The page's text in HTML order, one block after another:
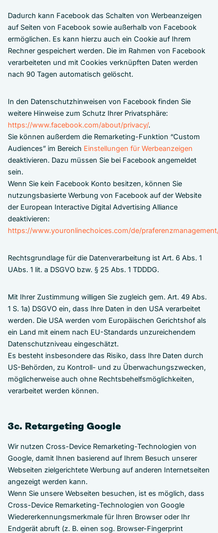
Dadurch kann Facebook das Schalten von Werbeanzeigen
auf Seiten von Facebook sowie außerhalb von Facebook
ermöglichen. Es kann hierzu auch ein Cookie auf Ihrem
Rechner gespeichert werden. Die im Rahmen von Facebook
verarbeiteten und mit Cookies verknüpften Daten werden
nach 90 Tagen automatisch gelöscht.
In den Datenschutzhinweisen von Facebook finden Sie
weitere Hinweise zum Schutz Ihrer Privatsphäre:
https://www.facebook.com/about/privacy/.
Sie können außerdem die Remarketing-Funktion “Custom
Audiences” im Bereich Einstellungen für Werbeanzeigen
deaktivieren. Dazu müssen Sie bei Facebook angemeldet
sein.
Wenn Sie kein Facebook Konto besitzen, können Sie
nutzungsbasierte Werbung von Facebook auf der Website
der European Interactive Digital Advertising Alliance
deaktivieren:
https://www.youronlinechoices.com/de/
Rechtsgrundlage für die Datenverarbeitung ist Art. 6 Abs. 1
UAbs. 1 lit. a DSGVO bzw. § 25 Abs. 1 TDDDG.
Mit Ihrer Zustimmung willigen Sie zugleich gem. Art. 49 Abs.
1 S. 1a) DSGVO ein, dass Ihre Daten in den USA verarbeitet
werden. Die USA werden vom Europäischen Gerichtshof als
ein Land mit einem nach EU-Standards unzureichendem
Datenschutzniveau eingeschätzt.
Es besteht insbesondere das Risiko, dass Ihre Daten durch
US-Behörden, zu Kontroll- und zu Überwachungszwecken,
möglicherweise auch ohne Rechtsbehelfsmöglichkeiten,
verarbeitet werden können.
3c. Retargeting Google
Wir nutzen Cross-Device Remarketing-Technologien von
Google, damit Ihnen basierend auf Ihrem Besuch unserer
Webseiten zielgerichtete Werbung auf anderen Internetseiten
angezeigt werden kann.
Wenn Sie unsere Webseiten besuchen, ist es möglich, dass
Cross-Device Remarketing-Technologien von Google
Wiedererkennungsmerkmale für Ihren Browser oder Ihr
Endgerät abruft (z. B. einen sog. Browser-Fingerprint